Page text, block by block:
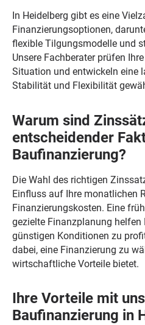
In Heidelberg gibt es eine
Finanzierungsoptionen,
flexible Tilgungsmodelle und
Unsere Fachberater prüfen
Situation und entwickeln eine
Stabilität und Flexibilität
Warum sind
entscheidender
Baufinanzierung?
Die Wahl des richtigen
Einfluss auf Ihre monatlichen
Finanzierungskosten. Eine
gezielte Finanzplanung
günstigen Konditionen zu
dabei, eine Finanzierung zu
wirtschaftliche Vorteile bietet.
Ihre Vorteile mit
Baufinanzierung in